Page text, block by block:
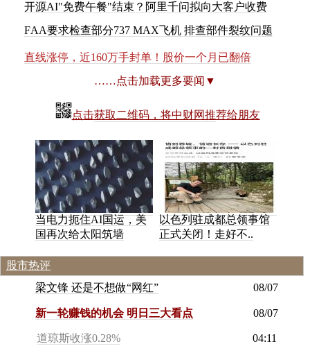
开源AI"免费午餐"结束？阿里千问拟向大客户收费
FAA要求检查部分737 MAX飞机 排查部件裂纹问题
直线涨停，近160万手封单！股价一个月已翻倍
……点击加载更多要闻▼
点击获取二维码，将中财网推荐给朋友
当电力扼住AI国运，美
国再次给太阳筑墙
以色列驻成都总领事馆
正式关闭！走好不..
股市热评
梁文锋 还是不想做“网红” 08/07
新一轮赚钱的机会 明日三大看点 08/07
道琼斯收涨0.28%
04:11